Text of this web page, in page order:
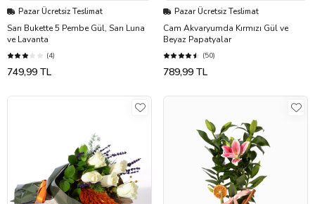
Pazar Ücretsiz Teslimat
Sarı Bukette 5 Pembe Gül, Sarı Luna
ve Lavanta
(4)
749,99 TL
Pazar Ücretsiz Teslimat
Cam Akvaryumda Kırmızı Gül ve
Beyaz Papatyalar
(50)
789,99 TL